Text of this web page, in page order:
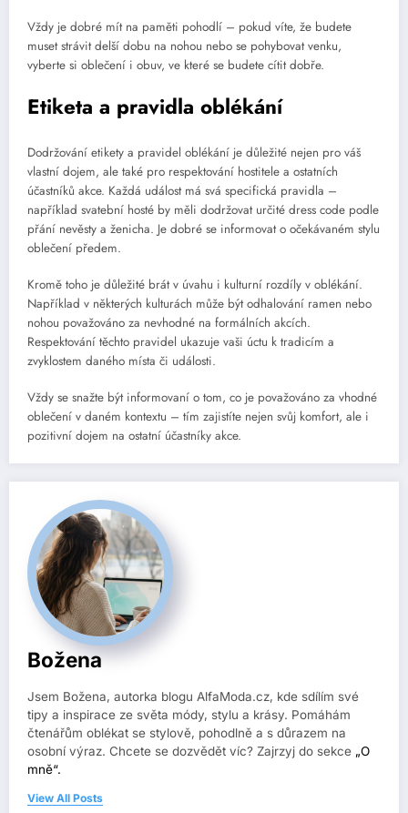
Vždy je dobré mít na paměti pohodlí – pokud víte, že budete
muset strávit delší dobu na nohou nebo se pohybovat venku,
vyberte si oblečení i obuv, ve které se budete cítit dobře.
Etiketa a pravidla oblékání
Dodržování etikety a pravidel oblékání je důležité nejen pro váš
vlastní dojem, ale také pro respektování hostitele a ostatních
účastníků akce. Každá událost má svá specifická pravidla –
například svatební hosté by měli dodržovat určité dress code podle
přání nevěsty a ženicha. Je dobré se informovat o očekávaném stylu
oblečení předem.
Kromě toho je důležité brát v úvahu i kulturní rozdíly v oblékání.
Například v některých kulturách může být odhalování ramen nebo
nohou považováno za nevhodné na formálních akcích.
Respektování těchto pravidel ukazuje vaši úctu k tradicím a
zvyklostem daného místa či události.
Vždy se snažte být informovaní o tom, co je považováno za vhodné
oblečení v daném kontextu – tím zajistíte nejen svůj komfort, ale i
pozitivní dojem na ostatní účastníky akce.
Božena
Jsem Božena, autorka blogu AlfaModa.cz, kde sdílím své
tipy a inspirace ze světa módy, stylu a krásy. Pomáhám
čtenářům oblékat se stylově, pohodlně a s důrazem na
osobní výraz. Chcete se dozvědět víc? Zajrzyj do sekce „O
mně“.
View All Posts